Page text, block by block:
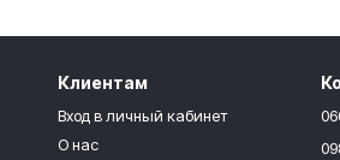
Клиентам
Вход в личный кабинет
О нас